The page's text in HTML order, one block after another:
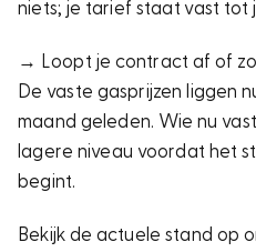
niets; je tarief staat vast
→ Loopt je contract af of
De vaste gasprijzen liggen
maand geleden. Wie nu
lagere niveau voordat het
begint.
Bekijk de actuele stand op